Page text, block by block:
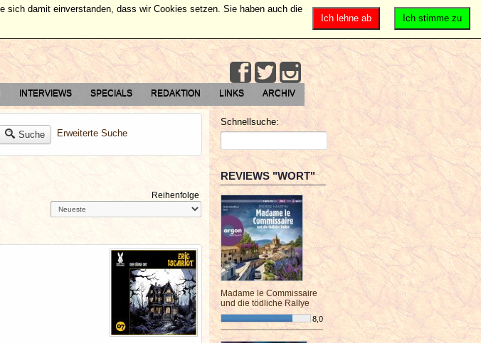
INTERVIEWS SPECIALS REDAKTION LINKS ARCHIV
Suche Erweiterte Suche
Reihenfolge
Schnellsuche:
REVIEWS "WORT"
Madame le Commissaire
und die tödliche Rallye
8,0
¯¯¯¯¯¯¯¯¯¯¯¯¯¯¯¯¯¯¯¯¯¯¯¯
Ich stimme zu
Ich lehne ab
sich damit einverstanden, dass wir Cookies setzen. Sie haben auch die